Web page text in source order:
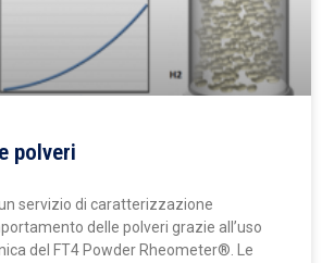
polveri
servizio di caratterizzazione
delle polveri grazie all’uso
del FT4 Powder Rheometer®. Le